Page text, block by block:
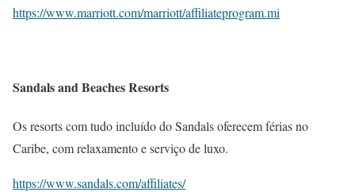
https://www.marriott.com/marriott/affiliateprogram.mi
Sandals and Beaches Resorts
Os resorts com tudo incluído do Sandals oferecem férias no
Caribe, com relaxamento e serviço de luxo.
https://www.sandals.com/affiliates/